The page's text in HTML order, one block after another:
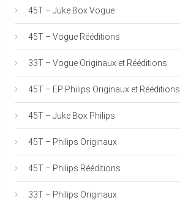
45T – Juke Box Vogue
45T – Vogue Rééditions
33T – Vogue Originaux et Rééditions
45T – EP Philips Originaux et Rééditions
45T – Juke Box Philips
45T – Philips Originaux
45T – Philips Rééditions
33T – Philips Originaux